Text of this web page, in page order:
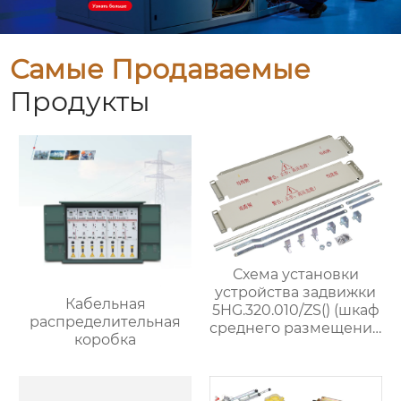
Самые Продаваемые
Продукты
Кабельная
распределительная
коробка
Схема установки
устройства задвижки
5HG.320.010/ZS() (шкаф
среднего размещения